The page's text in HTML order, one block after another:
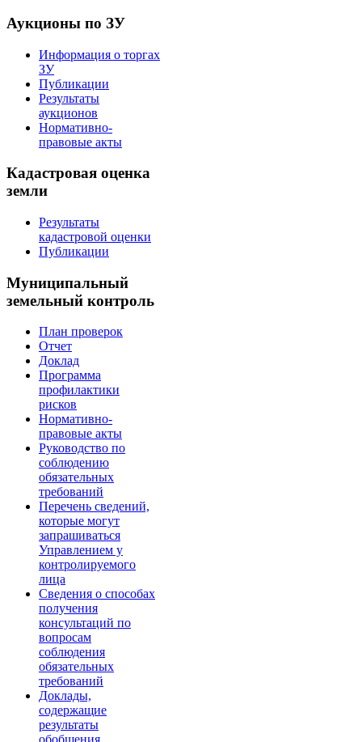
Аукционы по ЗУ
Информация о торгах
ЗУ
Публикации
Результаты
аукционов
Нормативно-
правовые акты
Кадастровая оценка
земли
Результаты
кадастровой оценки
Публикации
Муниципальный
земельный контроль
План проверок
Отчет
Доклад
Программа
профилактики
рисков
Нормативно-
правовые акты
Руководство по
соблюдению
обязательных
требований
Перечень сведений,
которые могут
запрашиваться
Управлением у
контролируемого
лица
Сведения о способах
получения
консультаций по
вопросам
соблюдения
обязательных
требований
Доклады,
содержащие
результаты